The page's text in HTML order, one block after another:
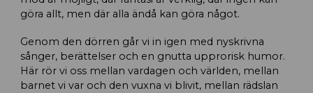
göra allt, men där alla ändå kan göra något.
Genom den dörren går vi in igen med nyskrivna
sånger, berättelser och en gnutta upprorisk humor.
Här rör vi oss mellan vardagen och världen, mellan
barnet vi var och den vuxna vi blivit, mellan rädslan